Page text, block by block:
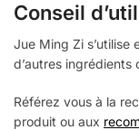
Conseil
Jue Ming Zi s’utilise
d’autres ingrédients
Référez vous à la
produit ou aux